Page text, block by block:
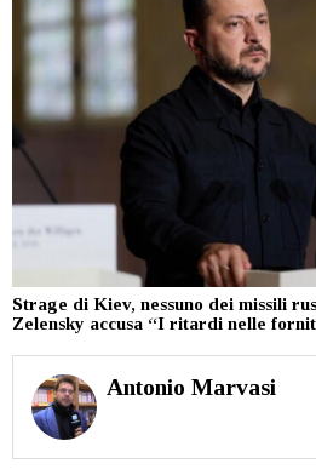
Strage di Kiev, nessuno dei missili
Zelensky accusa “I ritardi nelle
Antonio Marvasi